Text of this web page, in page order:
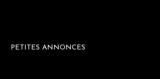
PETITES ANNONCES